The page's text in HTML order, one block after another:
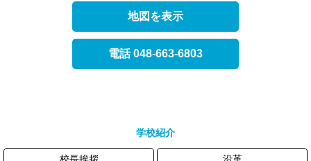
地図を表示
電話 048-663-6803
学校紹介